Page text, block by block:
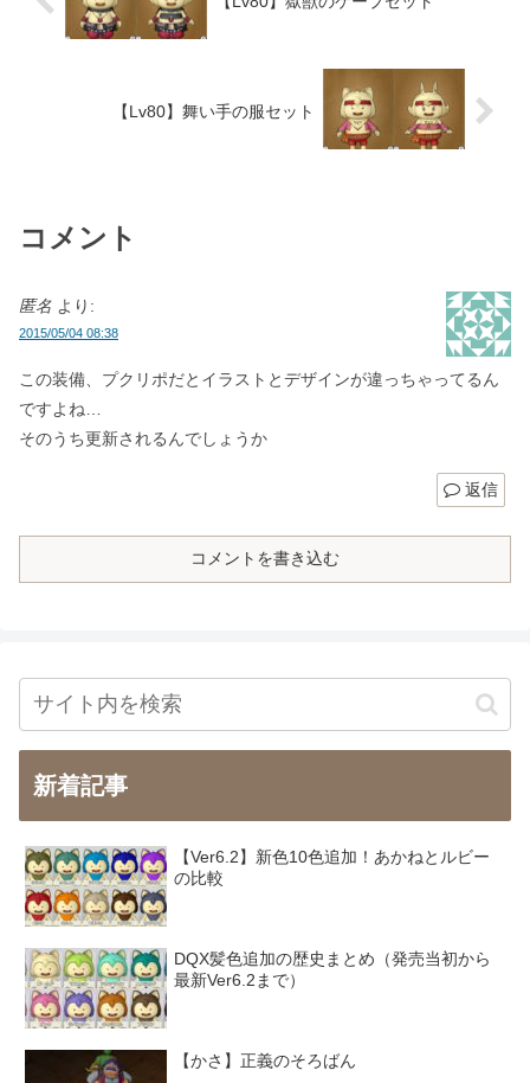
【Lv80】舞い手の服セット
コメント
匿名 より:
2015/05/04 08:38
この装備、プクリポだとイラストとデザインが違っちゃってるん
ですよね…
そのうち更新されるんでしょうか
返信
コメントを書き込む
新着記事
【Ver6.2】新色10色追加！あかねとルビー
の比較
DQX髪色追加の歴史まとめ（発売当初から
最新Ver6.2まで）
【かさ】正義のそろばん